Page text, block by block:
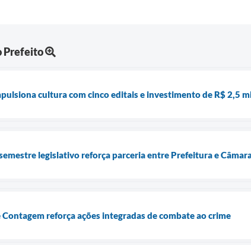
Prefeito
cultura com cinco editais e investimento de R$ 2,5
legislativo reforça parceria entre Prefeitura e
reforça ações integradas de combate ao crime